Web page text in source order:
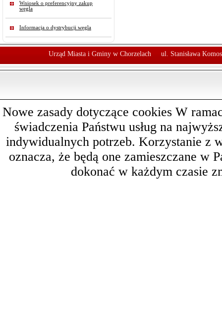
Wniosek o preferencyjny zakup
węgla
Informacja o dystrybucji węgla
Urząd Miasta i Gminy w Chorzelach ul. Stanisława
Nowe zasady dotyczące cookies W
świadczenia Państwu usług na
indywidualnych potrzeb. Korzystanie z
oznacza, że będą one zamieszczane w
dokonać w każdym czasie